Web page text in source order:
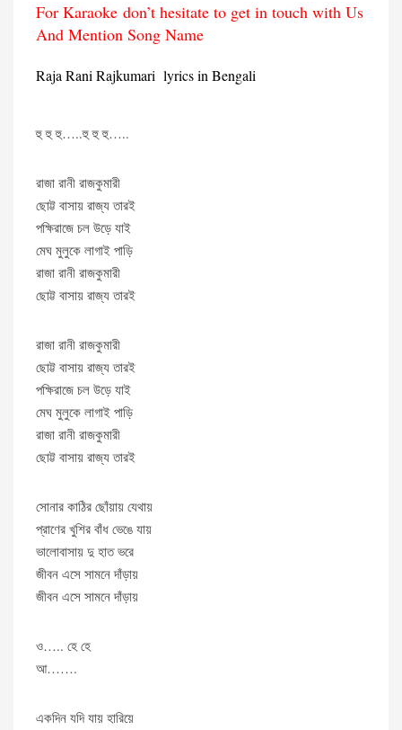
For Karaoke don’t hesitate to get in touch with Us
And Mention Song Name
Raja Rani Rajkumari lyrics in Bengali
হু হু হু…..হু হু হু…..
রাজা রানী রাজকুমারী
ছোট্ট বাসায় রাজ্য তারই
পক্ষিরাজে চল উড়ে যাই
মেঘ মুলুকে লাগাই পাড়ি
রাজা রানী রাজকুমারী
ছোট্ট বাসায় রাজ্য তারই
রাজা রানী রাজকুমারী
ছোট্ট বাসায় রাজ্য তারই
পক্ষিরাজে চল উড়ে যাই
মেঘ মুলুকে লাগাই পাড়ি
রাজা রানী রাজকুমারী
ছোট্ট বাসায় রাজ্য তারই
সোনার কাঠির ছোঁয়ায় যেথায়
প্রাণের খুশির বাঁধ ভেঙে যায়
ভালোবাসায় দু হাত ভরে
জীবন এসে সামনে দাঁড়ায়
জীবন এসে সামনে দাঁড়ায়
ও….. হে হে
আ…….
একদিন যদি যায় হারিয়ে